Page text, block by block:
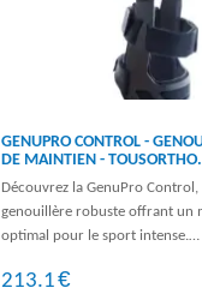
GENUPRO CONTROL -
DE MAINTIEN -
Découvrez la GenuPro Control,
genouillère robuste offrant un
optimal pour le sport intense.
confort ...
213.1€